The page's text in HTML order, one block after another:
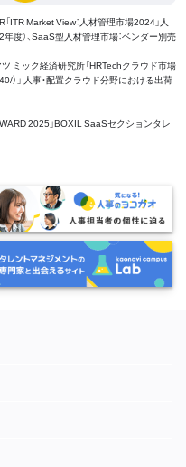
Market View：人材管理市場2024」人
度）、SaaS型人材管理市場：ベンダー別売
ミック経済研究所「HRTechクラウド市場
」 人事・配置クラウド分野における出荷
2025」BOXIL SaaSセクションタレ